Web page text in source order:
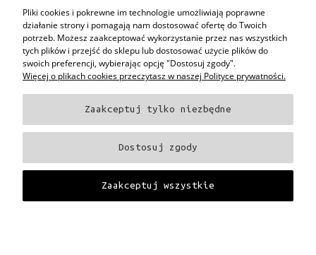
4 EYES OPTYKA -
optyk Warszawa
ul.Chmielna 4
00-020 Warszawa
woj. mazowieckie
+48 696 015 670
sklep@4eyes.pl
Oprawki i okulary Ray-BanOprawki i okulary PersolOprawki i okulary Polo
Oprawki i okulary Tom Ford Oprawki i okulary Miu Miu
Oprawki i okulary Prada
Oprawki i okulary Ray-Ban Aviator
Oprawki i okulary DiorOprawki i okulary Oliver PeoplesOprawki i okulary
Oprawki i okulary Fendi Oprawki i okulary Celine
Oprawki i okulary Dolce & Gabbana Okulary Tag Heuer
Pliki cookies i pokrewne im technologie umożliwiają poprawne
działanie strony i pomagają nam dostosować ofertę do Twoich
potrzeb. Możesz zaakceptować wykorzystanie przez nas wszystkich
tych plików i przejść do sklepu lub dostosować użycie plików do
swoich preferencji, wybierając opcję "Dostosuj zgody".
Więcej o plikach cookies przeczytasz w naszej Polityce prywatności.
Zaakceptuj tylko niezbędne
Dostosuj zgody
Zaakceptuj wszystkie